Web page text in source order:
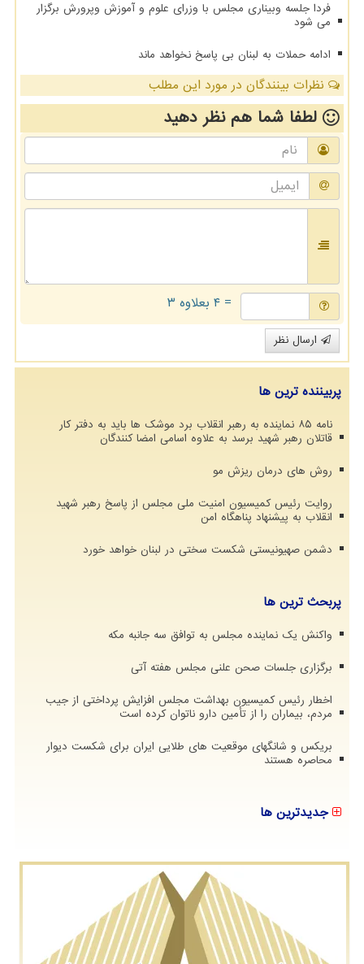
فردا جلسه وبیناری مجلس با وزرای علوم و آموزش وپرورش برگزار
می‎ شود
ادامه حملات به لبنان بی پاسخ نخواهد ماند
نظرات بینندگان در مورد این مطلب
لطفا شما همنظر دهید
= ۴ بعلاوه ۳
ارسال نظر
پربیننده ترین ها
نامه ۸۵ نماینده به رهبر انقلاب برد موشک ها باید به دفتر کار
قاتلان رهبر شهید برسد به علاوه اسامی امضا کنندگان
روش های درمان ریزش مو
روایت رئیس کمیسیون امنیت ملی مجلس از پاسخ رهبر شهید
انقلاب به پیشنهاد پناهگاه امن
دشمن صهیونیستی شکست سختی در لبنان خواهد خورد
پربحث ترین ها
واکنش یک نماینده مجلس به توافق سه جانبه مکه
برگزاری جلسات صحن علنی مجلس هفته آتی
اخطار رئیس کمیسیون بهداشت مجلس افزایش پرداختی از جیب
مردم، بیماران را از تأمین دارو ناتوان کرده است
بریکس و شانگهای موقعیت های طلایی ایران برای شکست دیوار
محاصره هستند
جدیدترین ها